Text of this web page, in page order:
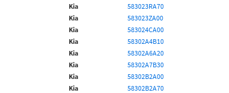
Kia
583023RA70
Kia
583023ZA00
Kia
583024CA00
Kia
58302A4B10
Kia
58302A6A20
Kia
58302A7B30
Kia
58302B2A00
Kia
58302B2A70